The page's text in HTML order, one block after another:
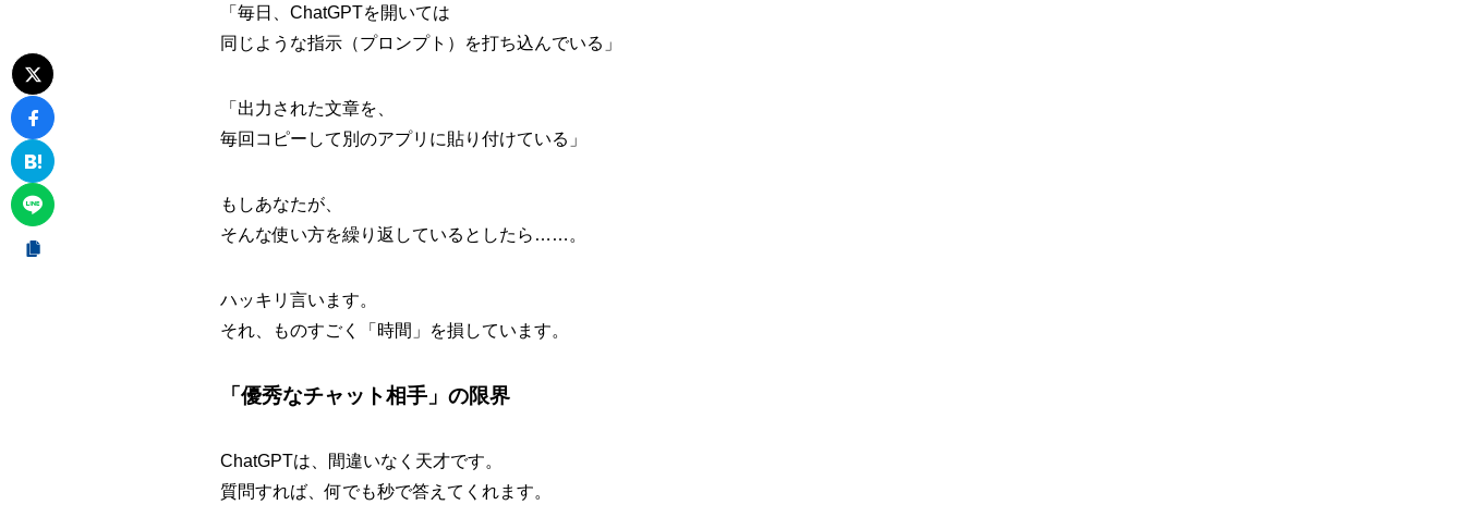
「毎日、ChatGPTを開いては
同じような指示（プロンプト）を打ち込んでいる」
「出力された文章を、
毎回コピーして別のアプリに貼り付けている」
もしあなたが、
そんな使い方を繰り返しているとしたら……。
ハッキリ言います。
それ、ものすごく「時間」を損しています。
「優秀なチャット相手」の限界
ChatGPTは、間違いなく天才です。
質問すれば、何でも秒で答えてくれます。